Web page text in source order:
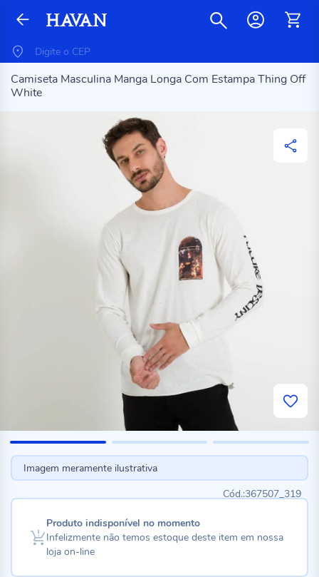
Camiseta Masculina Manga Longa Com Estampa Thing Off
White
Imagem meramente ilustrativa
367507_319
Produto indisponível no momento
Infelizmente não temos estoque deste item em nossa
loja on-line